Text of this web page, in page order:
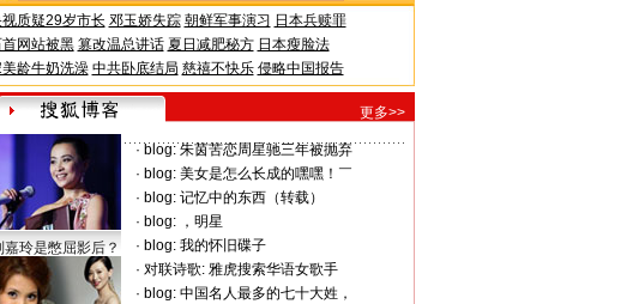
质疑29岁市长 邓玉娇失踪 朝鲜军事演习 日本兵赎罪
网站被黑 篡改温总讲话 夏日减肥秘方 日本瘦脸法
龄牛奶洗澡 中共卧底结局 慈禧不快乐 侵略中国报告
更多>>
嘉玲是憋屈影后？
· blog: 朱茵苦恋周星驰三年被抛弃
· blog: 美女是怎么长成的嘿嘿！￣
· blog: 记忆中的东西（转载）
· blog:
，明星
· blog: 我的怀旧碟子
· 对联诗歌: 雅虎搜索华语女歌手
· blog: 中国名人最多的七十大姓，